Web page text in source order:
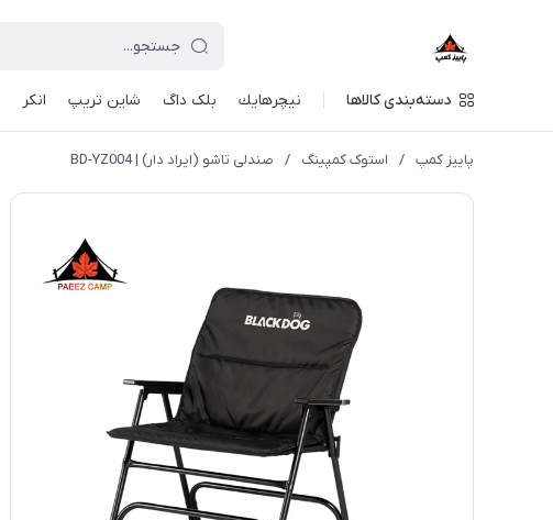
دسته‌بندی کالاها نيچرهايك بلک داگ شاین تریپ انکر
پاییز کمپ / استوک کمپینگ / صندلی تاشو (ایراد دار) | BD-YZ004